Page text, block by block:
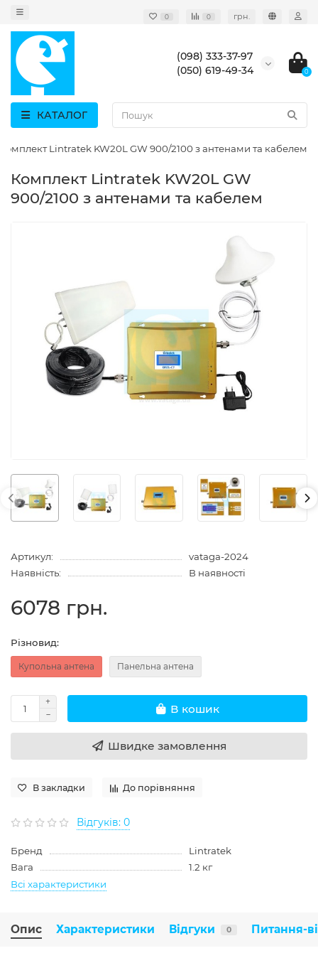
0 0 грн.
(098) 333-37-97
(050) 619-49-34
0
КАТАЛОГ
Комплект Lintratek KW20L GW 900/2100 з антенами та кабелем
Комплект Lintratek KW20L GW
900/2100 з антенами та кабелем
Артикул:
vataga-2024
Наявність:
В наявності
6078 грн.
Різновид:
Купольна антена Панельна антена
В кошик
Швидке замовлення
В закладки До порівняння
Відгуків: 0
Бренд
Lintratek
Вага
1.2 кг
Всі характеристики
Опис Характеристики Відгуки 0 Питання-